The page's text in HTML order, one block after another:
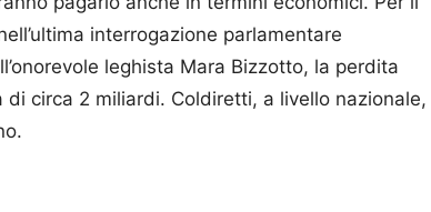
interrogazione parlamentare
leghista Mara Bizzotto, la perdita
circa 2 miliardi. Coldiretti, a livello nazionale,